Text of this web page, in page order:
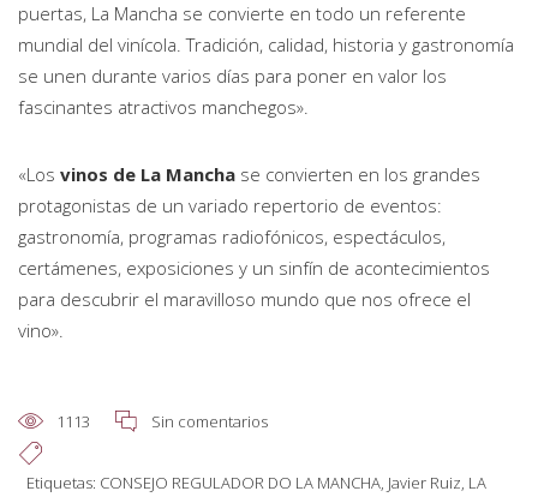
puertas, La Mancha se convierte en todo un referente
mundial del vinícola. Tradición, calidad, historia y gastronomía
se unen durante varios días para poner en valor los
fascinantes atractivos manchegos».
«Los vinos de La Mancha se convierten en los grandes
protagonistas de un variado repertorio de eventos:
gastronomía, programas radiofónicos, espectáculos,
certámenes, exposiciones y un sinfín de acontecimientos
para descubrir el maravilloso mundo que nos ofrece el
vino».
1113 Sin comentarios
Etiquetas: CONSEJO REGULADOR DO LA MANCHA, Javier Ruiz, LA